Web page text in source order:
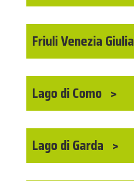
Friuli Venezia Giulia
Lago di Como
Lago di Garda